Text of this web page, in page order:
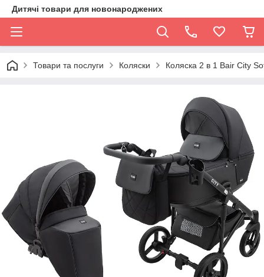
Дитячі товари для новонароджених
Товари та послуги Коляски Коляска 2 в 1 Bair City